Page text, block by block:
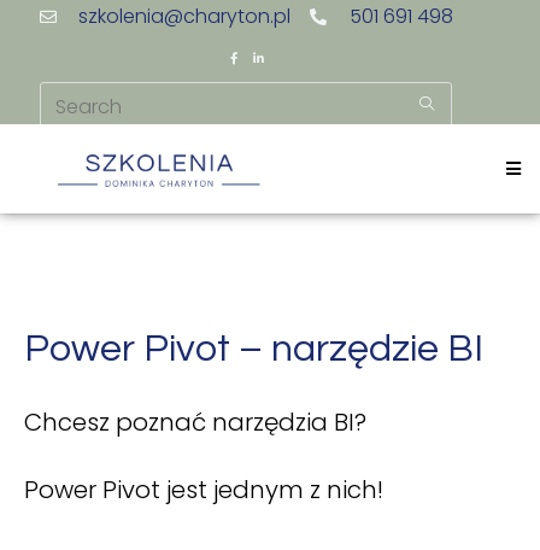
szkolenia@charyton.pl 501 691 498
Power Pivot – narzędzie BI
Chcesz poznać narzędzia BI?
Power Pivot jest jednym z nich!